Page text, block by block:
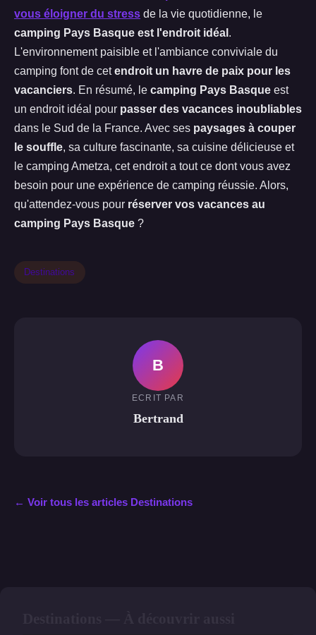
vous éloigner du stress de la vie quotidienne, le
camping Pays Basque est l'endroit idéal .
L'environnement paisible et l'ambiance conviviale du
camping font de cetendroit un havre de paix pour les
vacanciers. En résumé, le camping Pays Basque est
un endroit idéal pour passer des vacances inoubliables
dans le Sud de la France. Avec ses paysages à couper
le souffle, sa culture fascinante, sa cuisine délicieuse et
le camping Ametza, cet endroit a tout ce dont vous avez
besoin pour une expérience de camping réussie. Alors,
qu'attendez-vous pour réserver vos vacances au
camping Pays Basque ?
Destinations
B
ECRIT PAR
Bertrand
← Voir tous les articles Destinations